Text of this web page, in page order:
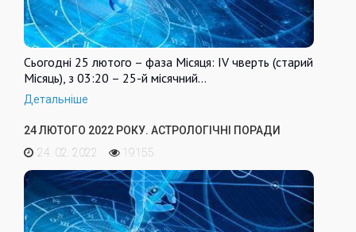
Сьогодні 25 лютого – фаза Місяця: IV чверть (старий
Місяць), з 03:20 – 25-й місячний…
Детальніше
24 ЛЮТОГО 2022 РОКУ. АСТРОЛОГІЧНІ ПОРАДИ
24. 02. 2022
19155